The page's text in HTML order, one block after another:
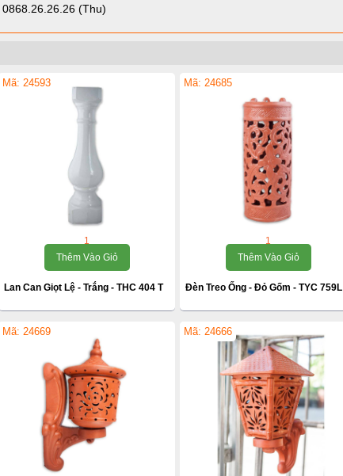
0868.26.26.26 (Thu)
Mã: 24593
1
Thêm Vào Giỏ
Lan Can Giọt Lệ - Trắng - THC 404 T
Mã: 24685
1
Thêm Vào Giỏ
Đèn Treo Ống - Đỏ Gốm - TYC 759L
Mã: 24669 Mã: 24666